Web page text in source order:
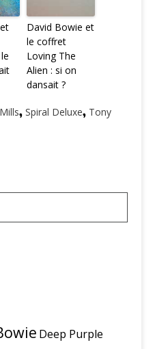
David Bowie et
le coffret
Loving The
Alien : si on
dansait ?
, Spiral Deluxe, Tony
Deep Purple